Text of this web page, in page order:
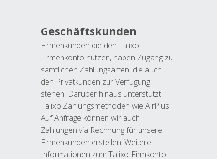
Geschäftskunden
Firmenkunden die den Talixo-
Firmenkonto nutzen, haben Zugang zu
sämtlichen Zahlungsarten, die auch
den Privatkunden zur Verfügung
stehen. Darüber hinaus unterstützt
Talixo Zahlungsmethoden wie AirPlus.
Auf Anfrage können wir auch
Zahlungen via Rechnung für unsere
Firmenkunden erstellen. Weitere
Informationen zum Talixo-Firmkonto